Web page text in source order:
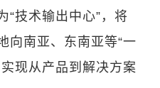
“技术输出中心”，将
向南亚、东南亚等“一
现从产品到解决方案